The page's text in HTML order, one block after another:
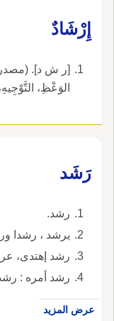
إِرْشَادٌ
[ر ش د]. (مصدر
الوَعْظِ،
رَشَد
رشد.
يرشد ، رشدا
رشد إهتدى،
رشد أمره :
عرض المزيد